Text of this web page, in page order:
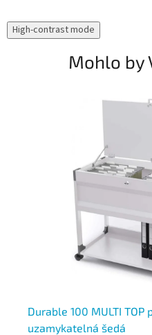
High-contrast mode
Mohlo by
Durable 100 MULTI
uzamykatelná šedá